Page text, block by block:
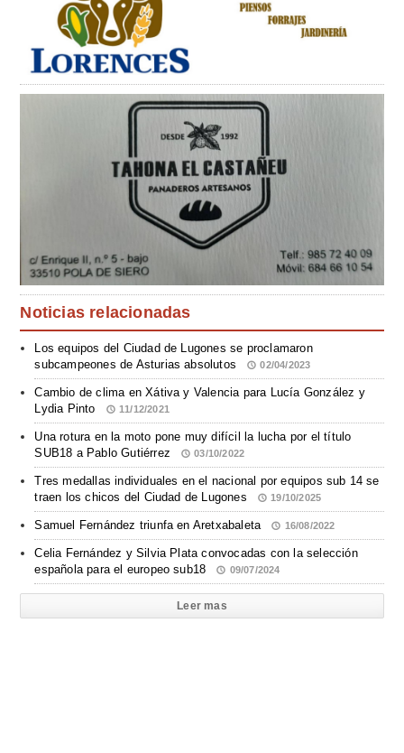
Noticias relacionadas
Los equipos del Ciudad de Lugones se proclamaron
subcampeones de Asturias absolutos
02/04/2023
Cambio de clima en Xátiva y Valencia para Lucía González y
Lydia Pinto
11/12/2021
Una rotura en la moto pone muy difícil la lucha por el título
SUB18 a Pablo Gutiérrez
03/10/2022
Tres medallas individuales en el nacional por equipos sub 14 se
traen los chicos del Ciudad de Lugones
19/10/2025
Samuel Fernández triunfa en Aretxabaleta 16/08/2022
Celia Fernández y Silvia Plata convocadas con la selección
española para el europeo sub18
09/07/2024
Leer mas